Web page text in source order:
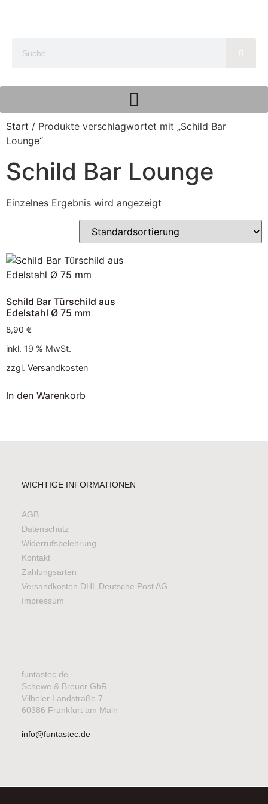
Start / Produkte verschlagwortet mit „Schild Bar
Lounge“
Schild Bar Lounge
Einzelnes Ergebnis wird angezeigt
Schild Bar Türschild aus
Edelstahl Ø 75 mm
8,90 €
inkl. 19 % MwSt.
zzgl. Versandkosten
In den Warenkorb
WICHTIGE INFORMATIONEN
AGB
Datenschutz
Widerrufsbelehrung
Kontakt
Zahlungsarten
Versandkosten DHL Deutsche Post AG
Impressum
funtastec.de
Schewe & Breuer GbR
Vilbeler Landstraße 7
60386 Frankfurt am Main
info@funtastec.de